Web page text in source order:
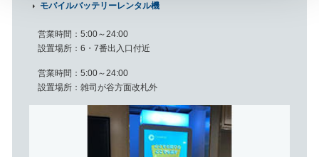
モバイルバッテリーレンタル機
営業時間
5:00～24:00
設置場所
6・7番出入口付近
営業時間
5:00～24:00
設置場所
雑司が谷方面改札外